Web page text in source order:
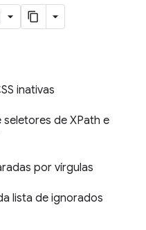
inativas
de XPath e
por vírgulas
lista de ignorados